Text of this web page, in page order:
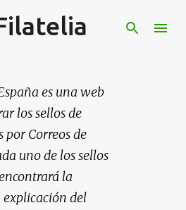
principal
es una web
los sellos de
por Correos de
uno de los sellos
la
del